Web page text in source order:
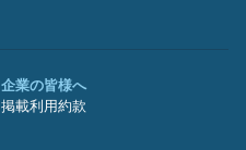
企業の皆様へ
掲載利用約款